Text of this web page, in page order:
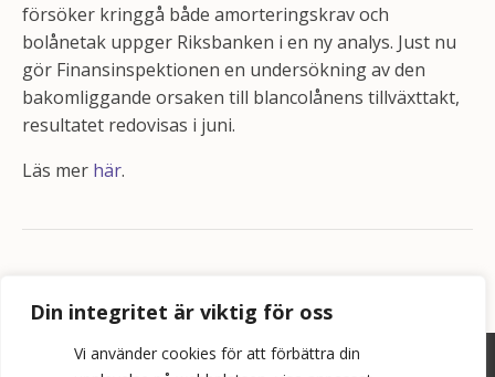
Din integritet är viktig för oss
Vi använder cookies för att förbättra din
försöker kringgå både amorteringskrav och
bolånetak uppger Riksbanken i en ny analys. Just nu
gör Finansinspektionen en undersökning av den
bakomliggande orsaken till blancolånens tillväxttakt,
resultatet redovisas i juni.
Läs mer här.
©2026 Bopol AB